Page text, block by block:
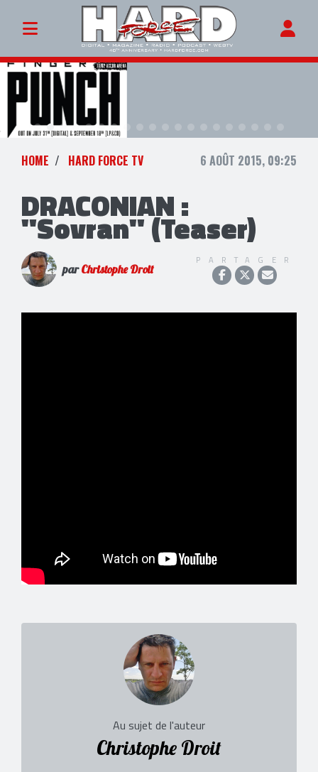
HOME HARD FORCE TV 6 AOÛT 2015, 09:25
DRACONIAN :
"Sovran" (Teaser)
parChristophe Droit
PARTAGER
Au sujet de l'auteur
Christophe Droit